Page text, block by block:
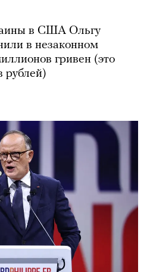
в США Ольгу
в незаконном
гривен (это
рублей)